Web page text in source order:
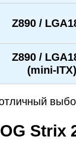
Z890 /
Z890 /
(mini-ITX)